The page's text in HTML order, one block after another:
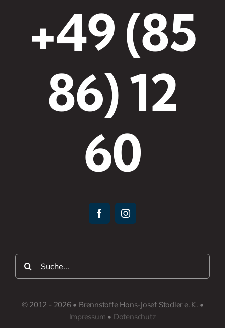
+49 (85
86) 12
60
Suche
nach:
© 2012 - 2026 • Brennstoffe Hans-Josef Stadler e. K. •
Impressum • Datenschutz